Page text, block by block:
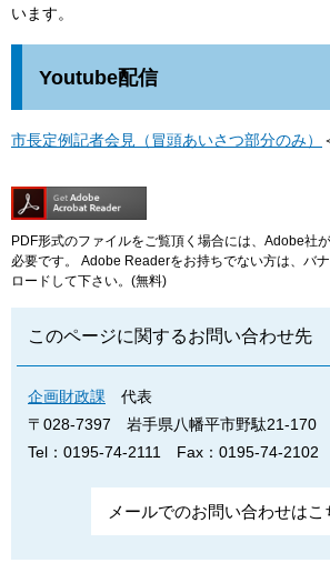
います。
​Youtube配信
市長定例記者会見（冒頭あいさつ部分のみ）
PDF形式のファイルをご覧頂く場合には、Adobe社
必要です。
Adobe Readerをお持ちでない方は、バ
ロードして下さい。(無料)
このページに関するお問い合わせ先
企画財政課
代表
〒028-7397
岩手県八幡平市野駄21-170
Tel：0195-74-2111
Fax：0195-74-2102
メールでのお問い合わせはこ